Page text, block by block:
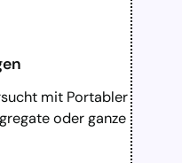
mit Portabler
oder ganze